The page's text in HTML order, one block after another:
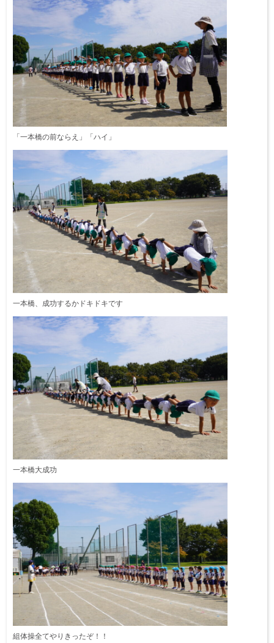
「一本橋の前ならえ」「ハイ」
一本橋、成功するかドキドキです
一本橋大成功
組体操全てやりきったぞ！！